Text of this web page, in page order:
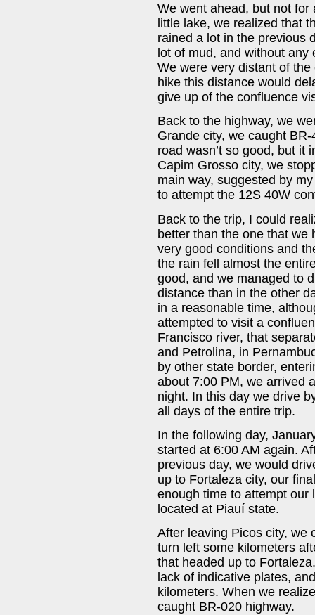
We went ahead, but not
little lake, we realized that
rained a lot in the previous
lot of mud, and without any
We were very distant of
hike this distance would
give up of the confluence
Back to the highway, we
Grande city, we caught
road wasn’t so good, but it
Capim Grosso city, we
main way, suggested by
to attempt the 12S 40W
Back to the trip, I could
better than the one that we
very good conditions and
the rain fell almost the
good, and we managed to
distance than in the other
in a reasonable time,
attempted to visit a
Francisco river, that
and Petrolina, in
by other state border,
about 7:00 PM, we arrived
night. In this day we drive
all days of the entire trip.
In the following day,
started at 6:00 AM again.
previous day, we would
up to Fortaleza city, our
enough time to attempt our
located at Piauí state.
After leaving Picos city, we
turn left some kilometers
that headed up to
lack of indicative plates,
kilometers. When we
caught BR-020 highway.